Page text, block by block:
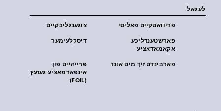
לעגאל
צוגענגליכקייט פּריוואטקייט פּאליסי
דיסקלעימער
פארשטענדליכע
אקאמאדאציע
פרייהייט פון
אינפארמאציע געזעץ
(FOIL)
פארבינדט זיך מיט אונז